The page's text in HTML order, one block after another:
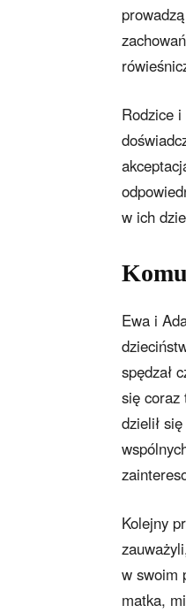
Rodzice
w ich
Ewa i
spędzał
się coraz
dzielił
Kolejny
w swoim
matka,